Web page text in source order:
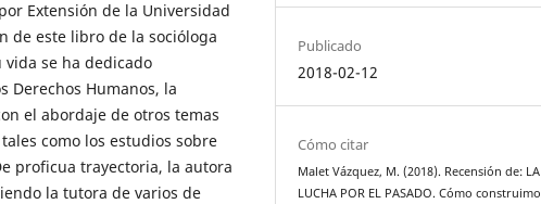
Extensión de la Universidad
de este libro de la socióloga
se ha dedicado
Derechos Humanos, la
el abordaje de otros temas
como los estudios sobre
proficua trayectoria, la autora
la tutora de varios de
Publicado
2018-02-12
Cómo citar
Malet Vázquez, M. (2018). Recensión de: LA
LUCHA POR EL PASADO. Cómo